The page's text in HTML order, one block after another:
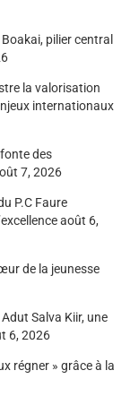
pilier central
la valorisation
internationaux
des
7, 2026
P.C Faure
août 6,
de la jeunesse
Salva Kiir, une
6, 2026
régner » grâce à la